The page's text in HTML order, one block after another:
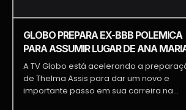
GLOBO PREPARA EX-BBB POLEMICA
PARA ASSUMIR LUGAR DE ANA
BRAGA E PATRÍCIA POETA
A TV Globo está acelerando a
de Thelma Assis para dar um novo e
importante passo em sua carreira na...